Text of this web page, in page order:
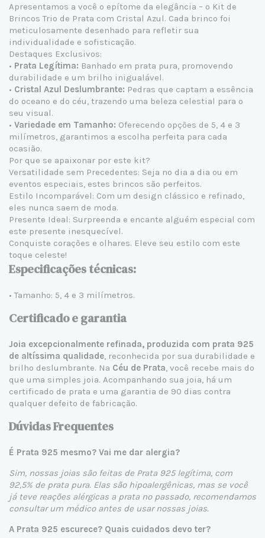
Apresentamos a você o epítome da elegância – o Kit de
Brincos Trio de Prata com Cristal Azul. Cada brinco foi
meticulosamente desenhado para refletir sua
individualidade e sofisticação.
Destaques Exclusivos:
• Prata Legítima: Banhado em prata pura, promovendo
durabilidade e um brilho inigualável.
• Cristal Azul Deslumbrante: Pedras que captam a essência
do oceano e do céu, trazendo uma beleza celestial para o
seu visual.
• Variedade em Tamanho: Oferecendo opções de 5, 4 e 3
milímetros, garantimos a escolha perfeita para cada
ocasião.
Por que se apaixonar por este kit?
Versatilidade sem Precedentes: Seja no dia a dia ou em
eventos especiais, estes brincos são perfeitos.
Estilo Incomparável: Com um design clássico e refinado,
eles nunca saem de moda.
Presente Ideal: Surpreenda e encante alguém especial com
este presente inesquecível.
Conquiste corações e olhares. Eleve seu estilo com este
toque celeste!
Especificações técnicas:
• Tamanho: 5, 4 e 3 milímetros.
Certificado e garantia
Joia excepcionalmente refinada, produzida com prata 925
de altíssima qualidade, reconhecida por sua durabilidade e
brilho deslumbrante. Na Céu de Prata, você recebe mais do
que uma simples joia. Acompanhando sua joia, há um
certificado de prata e uma garantia de 90 dias contra
qualquer defeito de fabricação.
Dúvidas Frequentes
É Prata 925 mesmo? Vai me dar alergia?
Sim, nossas joias são feitas de Prata 925 legítima, com
92,5% de prata pura. Elas são hipoalergênicas, mas se você
já teve reações alérgicas a prata no passado, recomendamos
consultar um médico antes de usar nossas joias.
A Prata 925 escurece? Quais cuidados devo ter?